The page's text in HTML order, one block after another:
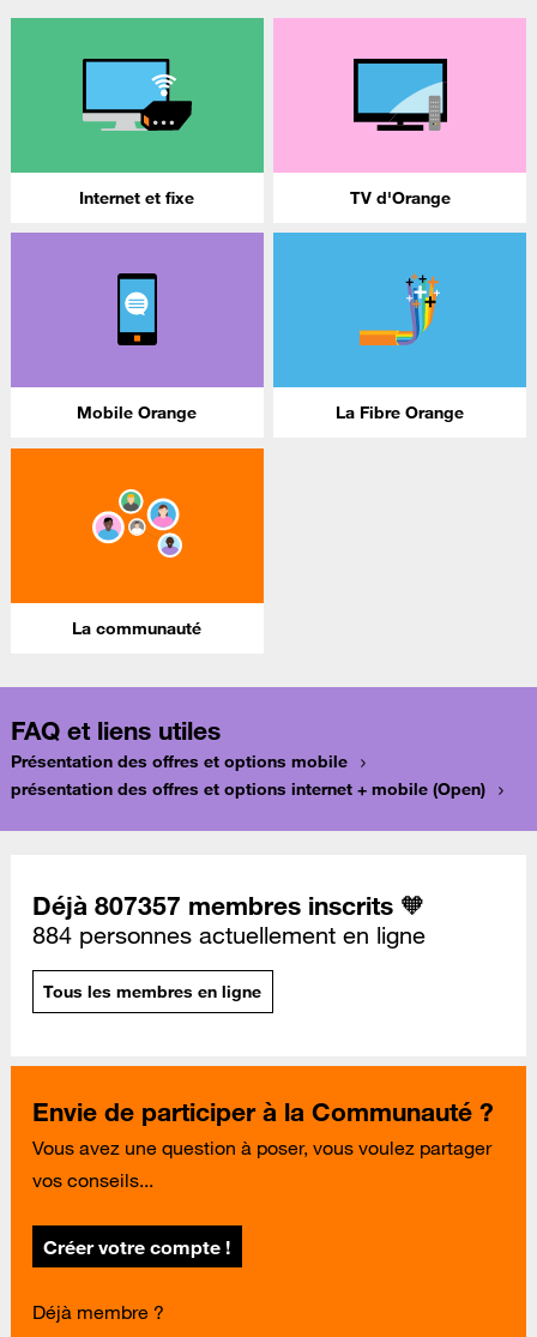
Internet et fixe TV d'Orange
Mobile Orange La Fibre Orange
La communauté
FAQ et liens utiles
Présentation des offres et options mobile
présentation des offres et options internet + mobile (Open)
Déjà 807357 membres inscrits 🧡
884 personnes actuellement en ligne
Tous les membres en ligne
Envie de participer à la Communauté ?
Vous avez une question à poser, vous voulez partager
vos conseils...
Créer votre compte !
Déjà membre ?